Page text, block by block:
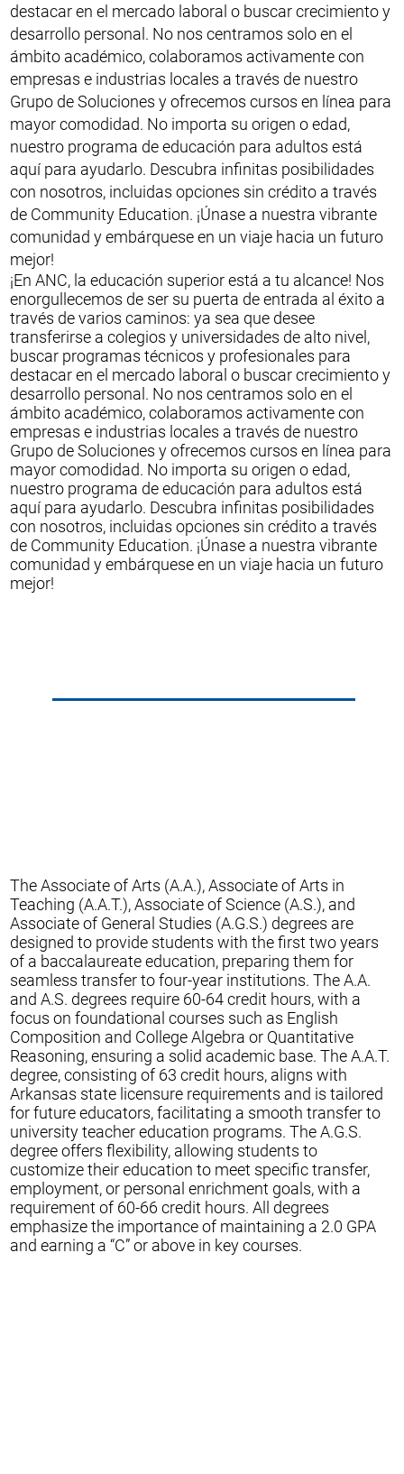
destacar en el mercado laboral o buscar crecimiento y
desarrollo personal. No nos centramos solo en el
ámbito académico, colaboramos activamente con
empresas e industrias locales a través de nuestro
Grupo de Soluciones y ofrecemos cursos en línea para
mayor comodidad. No importa su origen o edad,
nuestro programa de educación para adultos está
aquí para ayudarlo. Descubra infinitas posibilidades
con nosotros, incluidas opciones sin crédito a través
de Community Education. ¡Únase a nuestra vibrante
comunidad y embárquese en un viaje hacia un futuro
mejor!
¡En ANC, la educación superior está a tu alcance! Nos
enorgullecemos de ser su puerta de entrada al éxito a
través de varios caminos: ya sea que desee
transferirse a colegios y universidades de alto nivel,
buscar programas técnicos y profesionales para
destacar en el mercado laboral o buscar crecimiento y
desarrollo personal. No nos centramos solo en el
ámbito académico, colaboramos activamente con
empresas e industrias locales a través de nuestro
Grupo de Soluciones y ofrecemos cursos en línea para
mayor comodidad. No importa su origen o edad,
nuestro programa de educación para adultos está
aquí para ayudarlo. Descubra infinitas posibilidades
con nosotros, incluidas opciones sin crédito a través
de Community Education. ¡Únase a nuestra vibrante
comunidad y embárquese en un viaje hacia un futuro
mejor!
The Associate of Arts (A.A.), Associate of Arts in
Teaching (A.A.T.), Associate of Science (A.S.), and
Associate of General Studies (A.G.S.) degrees are
designed to provide students with the first two years
of a baccalaureate education, preparing them for
seamless transfer to four-year institutions. The A.A.
and A.S. degrees require 60-64 credit hours, with a
focus on foundational courses such as English
Composition and College Algebra or Quantitative
Reasoning, ensuring a solid academic base. The A.A.T.
degree, consisting of 63 credit hours, aligns with
Arkansas state licensure requirements and is tailored
for future educators, facilitating a smooth transfer to
university teacher education programs. The A.G.S.
degree offers flexibility, allowing students to
customize their education to meet specific transfer,
employment, or personal enrichment goals, with a
requirement of 60-66 credit hours. All degrees
emphasize the importance of maintaining a 2.0 GPA
and earning a “C” or above in key courses.